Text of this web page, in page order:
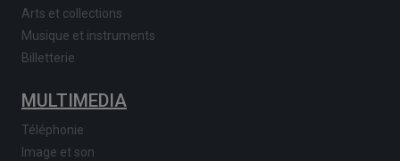
Arts et collections
Musique et instruments
Billetterie
MULTIMEDIA
Téléphonie
Image et son